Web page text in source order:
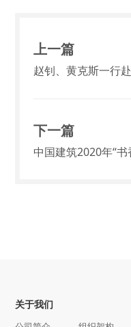
上一篇
赵钊、黄克斯一行
下一篇
中国建筑2020年“
关于我们